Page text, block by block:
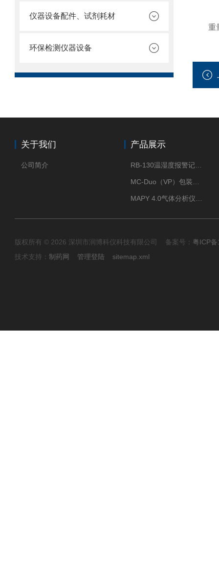
仪器设备配件、试剂耗材
环保检测仪器设备
重量
关于我们
公司简介
产品展示
版权所有 © 2026 深圳市润博科仪科技有限公司 备案号： 粤ICP
技术支持： 制药网 管理登陆 sitemap.xml